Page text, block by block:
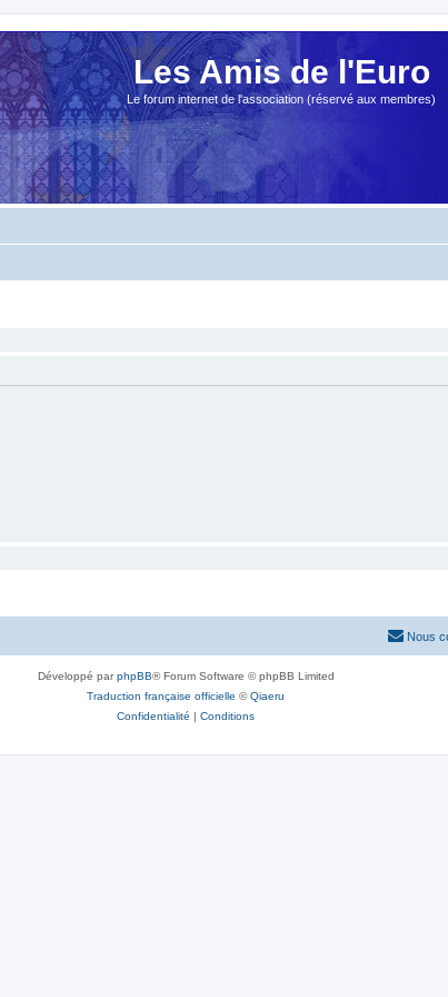
Les Amis de l'Euro
Le forum internet de l'association (réservé aux membres)
Nous
Développé parphpBB® Forum Software © phpBB Limited
Traduction française officielle ©Qiaeru
Confidentialité | Conditions